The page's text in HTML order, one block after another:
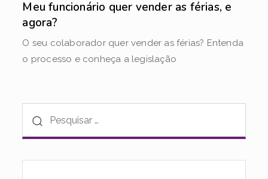
Meu funcionário quer vender as férias, e
agora?
O seu colaborador quer vender as férias? Entenda
o processo e conheça a legislação